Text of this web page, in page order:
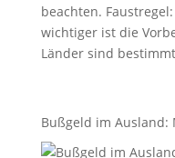
beachten.
wichtiger ist die
Länder sind
Bußgeld im Ausland: